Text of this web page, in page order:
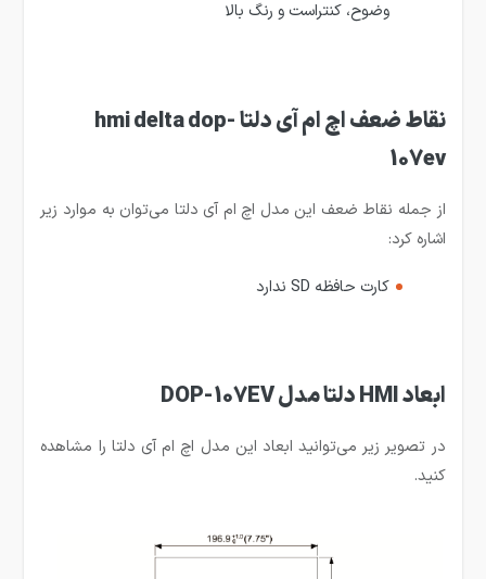
وضوح، کنتراست و رنگ بالا
نقاط ضعف اچ ام آی دلتا hmi delta dop-
107ev
از جمله نقاط ضعف این مدل اچ ام آی دلتا می‌توان به موارد زیر
اشاره کرد:
کارت حافظه SD ندارد
ابعاد HMI دلتا مدل DOP-107EV
در تصویر زیر می‌توانید ابعاد این مدل اچ ام آی دلتا را مشاهده
کنید.